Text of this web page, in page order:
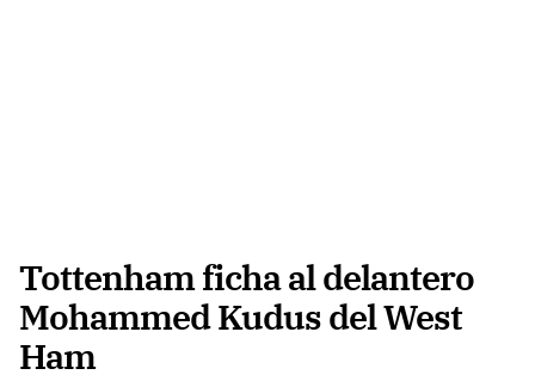
Tottenham ficha al delantero
Mohammed Kudus del West
Ham